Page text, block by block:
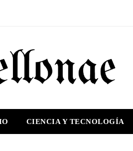
CIENCIA Y TECNOLOGÍA